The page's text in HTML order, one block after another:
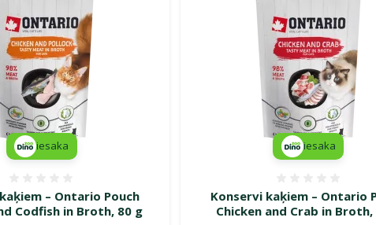
– Ontario Pouch
Codfish in Broth, 80 g
iesaka
Konservi kaķiem – Ontario
Chicken and Crab in Broth,
iesaka